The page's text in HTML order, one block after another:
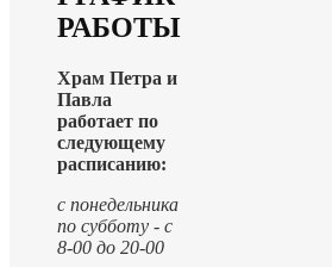
РАБОТЫ
Храм Петра и
Павла
работает по
следующему
расписанию:
с понедельника
по субботу - с
8-00 до 20-00